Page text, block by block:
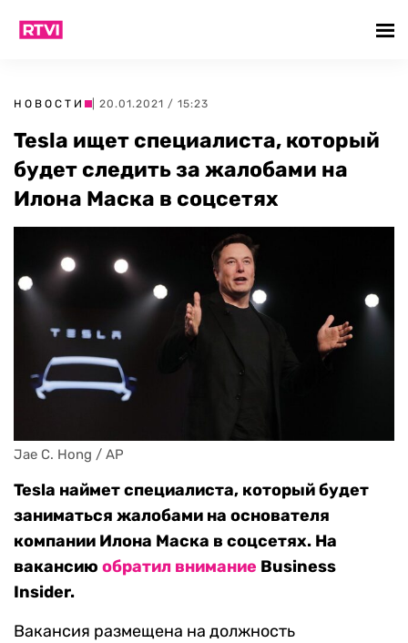
НОВОСТИ | 20.01.2021 / 15:23
Tesla ищет специалиста, который
будет следить за жалобами на
Илона Маска в соцсетях
Jae C. Hong / AP
Tesla наймет специалиста, который будет
заниматься жалобами на основателя
компании Илона Маска в соцсетях. На
вакансию обратил внимание Business
Insider.
Вакансия размещена на должность